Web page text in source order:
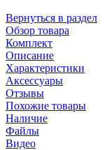
Вернуться в раздел
Обзор товара
Комплект
Описание
Характеристики
Аксессуары
Отзывы
Похожие товары
Наличие
Файлы
Видео